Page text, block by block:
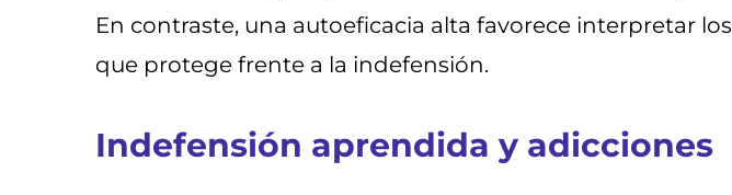
En contraste, una autoeficacia alta favorece interpretar
que protege frente a la indefensión.
Indefensión aprendida y adicciones